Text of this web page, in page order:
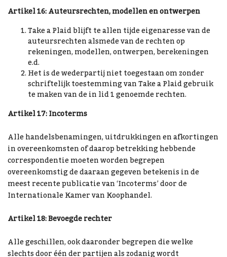
Artikel 16: Auteursrechten, modellen en ontwerpen
Take a Plaid blijft te allen tijde eigenaresse van de
auteursrechten alsmede van de rechten op
rekeningen, modellen, ontwerpen, berekeningen
e.d.
Het is de wederpartij niet toegestaan om zonder
schriftelijk toestemming van Take a Plaid gebruik
te maken van de in lid 1 genoemde rechten.
Artikel 17: Incoterms
Alle handelsbenamingen, uitdrukkingen en afkortingen
in overeenkomsten of daarop betrekking hebbende
correspondentie moeten worden begrepen
overeenkomstig de daaraan gegeven betekenis in de
meest recente publicatie van ‘Incoterms’ door de
Internationale Kamer van Koophandel.
Artikel 18: Bevoegde rechter
Alle geschillen, ook daaronder begrepen die welke
slechts door één der partijen als zodanig wordt